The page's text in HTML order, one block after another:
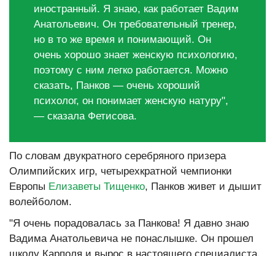
иностранный. Я знаю, как работает Вадим
Анатольевич. Он требовательный тренер,
но в то же время и понимающий. Он
очень хорошо знает женскую психологию,
поэтому с ним легко работается. Можно
сказать, Панков — очень хороший
психолог, он понимает женскую натуру",
— сказала Фетисова.
По словам двукратного серебряного призера
Олимпийских игр, четырехкратной чемпионки
Европы Елизаветы Тищенко, Панков живет и дышит
волейболом.
"Я очень порадовалась за Панкова! Я давно знаю
Вадима Анатольевича не понаслышке. Он прошел